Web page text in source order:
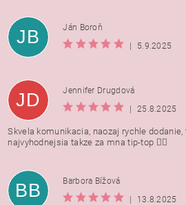
JB
Ján Boroň
|
5.9.2025
JD
Jennifer Drugdová
|
25.8.2025
Skvela komunikacia, naozaj rychle dodanie,
najvyhodnejsia takze za mna tip-top 👍🏻
BB
Barbora Bížová
|
13.8.2025